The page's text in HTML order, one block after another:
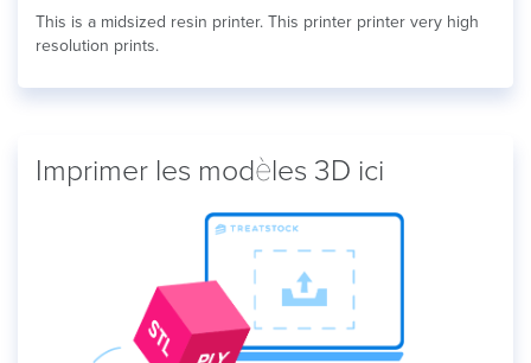
This is a midsized resin printer. This printer printer very high
resolution prints.
Imprimer les modèles 3D ici